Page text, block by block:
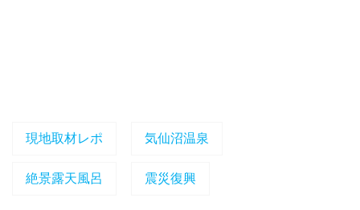
現地取材レポ 気仙沼温泉
絶景露天風呂 震災復興